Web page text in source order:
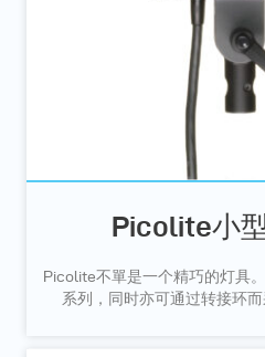
Picolite小
Picolite不單是一个精巧的灯具
系列，同时亦可通过转接环